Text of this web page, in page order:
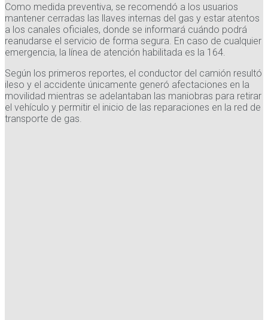
Como medida preventiva, se recomendó a los usuarios
mantener cerradas las llaves internas del gas y estar atentos
a los canales oficiales, donde se informará cuándo podrá
reanudarse el servicio de forma segura. En caso de cualquier
emergencia, la línea de atención habilitada es la 164.
Según los primeros reportes, el conductor del camión resultó
ileso y el accidente únicamente generó afectaciones en la
movilidad mientras se adelantaban las maniobras para retirar
el vehículo y permitir el inicio de las reparaciones en la red de
transporte de gas.